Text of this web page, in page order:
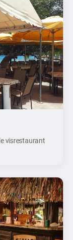
visrestaurant